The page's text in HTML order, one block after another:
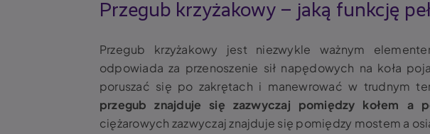
Przegub krzyżakowy – jaką funkcję
Przegub krzyżakowy jest niezwykle ważnym
odpowiada za przenoszenie sił napędowych na koła
poruszać się po zakrętach i manewrować w trudnym
przegub znajduje się zazwyczaj pomiędzy kołem a
ciężarowych zazwyczaj znajduje się pomiędzy mostem a